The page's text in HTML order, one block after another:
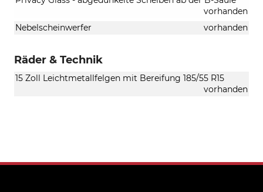
vorhanden
Nebelscheinwerfer
vorhanden
Räder & Technik
15 Zoll Leichtmetallfelgen mit Bereifung 185/55 R15
vorhanden